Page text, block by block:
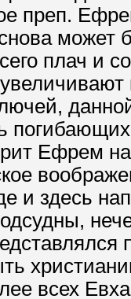
преп.
плач и
Ефрем
и здесь
всех